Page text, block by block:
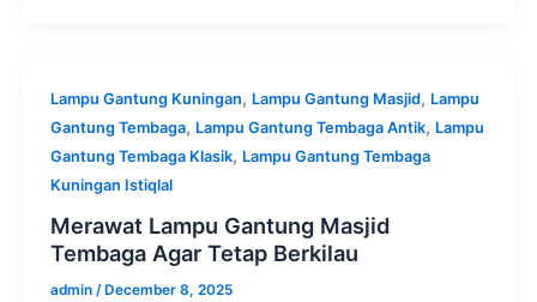
Lampu Gantung Kuningan, Lampu Gantung Masjid, Lampu
Gantung Tembaga, Lampu Gantung Tembaga Antik, Lampu
Gantung Tembaga Klasik, Lampu Gantung Tembaga
Kuningan Istiqlal
Merawat Lampu Gantung Masjid
Tembaga Agar Tetap Berkilau
admin / December 8, 2025